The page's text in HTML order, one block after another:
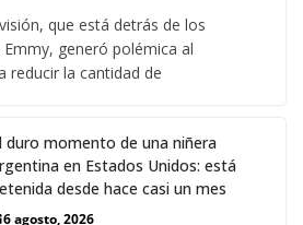
que está detrás de los
generó polémica al
reducir la cantidad de
duro momento de una niñera
en Estados Unidos: está
desde hace casi un mes
6 agosto, 2026